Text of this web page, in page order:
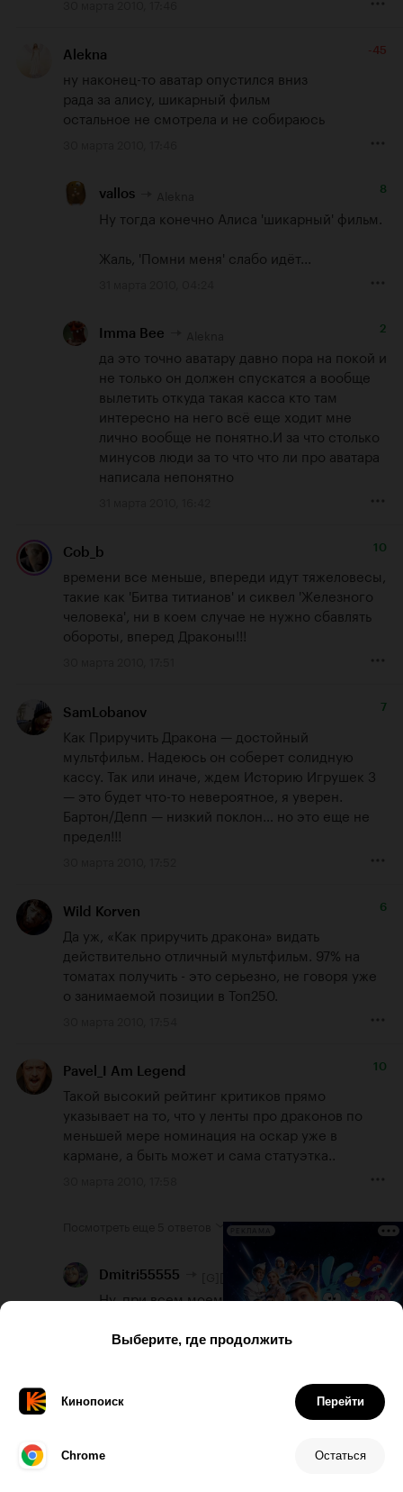
Alekna -45
ну наконец-то аватар опустился вниз
рада за алису, шикарный фильм
остальное не смотрела и не собираюсь
vallos 8
Ну тогда конечно Алиса 'шикарный' фильм.
Жаль, 'Помни меня' слабо идёт...
Imma Bee 2
да это точно аватару давно пора на покой и
не только он должен спускатся а вообще
вылетить откуда такая касса кто там
интересно на него всё еще ходит мне
лично вообще не понятно.И за что столько
минусов люди за то что что ли про аватара
написала непонятно
Cob_b 10
времени все меньше, впереди идут тяжеловесы,
такие как 'Битва титианов' и сиквел 'Железного
человека', ни в коем случае не нужно сбавлять
обороты, вперед Драконы!!!
SamLobanov 7
Как Приручить Дракона — достойный
мультфильм. Надеюсь он соберет солидную
кассу. Так или иначе, ждем Историю Игрушек 3
— это будет что-то невероятное, я уверен.
Бартон/Депп — низкий поклон… но это еще не
предел!!!
Wild Korven 6
Да уж, «Как приручить дракона» видать
действительно отличный мультфильм. 97% на
томатах получить - это серьезно, не говоря уже
о занимаемой позиции в Топ250.
Pavel_I Am Legend 10
Такой высокий рейтинг критиков прямо
указывает на то, что у ленты про драконов по
меньшей мере номинация на оскар уже в
кармане, а быть может и сама статуэтка..
Dmitri55555 4
Ну, при всем моем уважении к «Истории
Может вам «История игрушек» понравится